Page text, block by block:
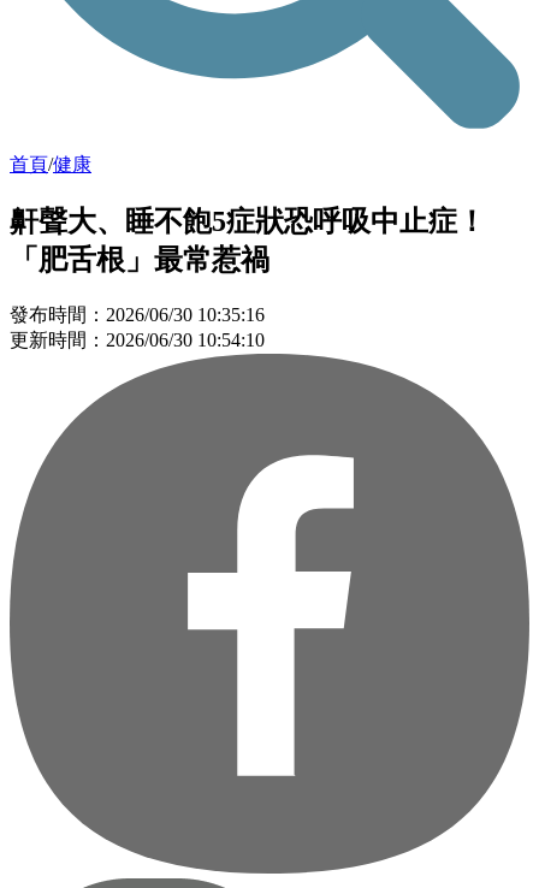
首頁/健康
鼾聲大、睡不飽5症狀恐呼吸中止症！
「肥舌根」最常惹禍
發布時間：2026/06/30 10:35:16
更新時間：2026/06/30 10:54:10